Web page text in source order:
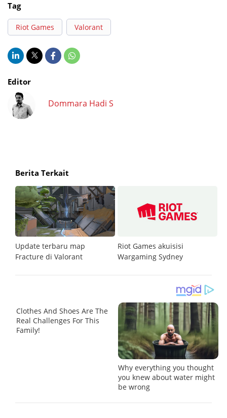
Tag
Riot Games Valorant
Editor
Dommara Hadi S
Berita Terkait
Update terbaru map
Fracture di Valorant
Riot Games akuisisi
Wargaming Sydney